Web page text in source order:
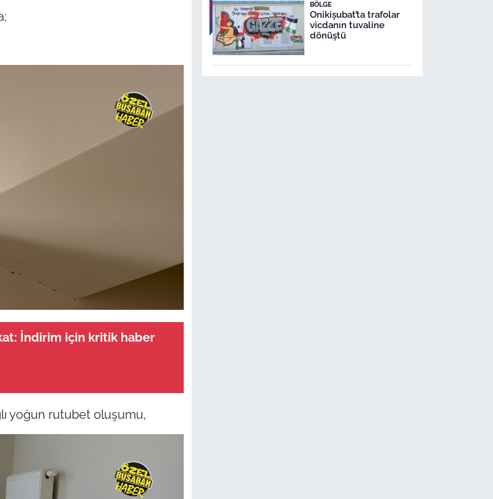
İndirim için kritik haber
yoğun rutubet oluşumu,
BÖLGE
Onikişubat’ta trafolar
vicdanın tuvaline
dönüştü